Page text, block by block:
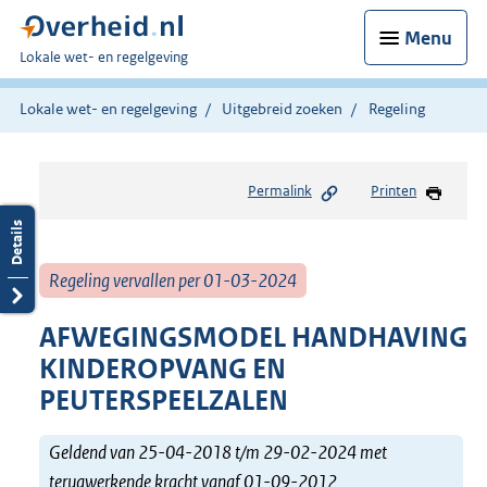
Menu
U
bent
hier:
Lokale wet- en regelgeving
Lokale wet- en regelgeving Uitgebreid zoeken Regeling
Permalink Printen
Regeling vervallen per 01-03-2024
AFWEGINGSMODEL HANDHAVING
KINDEROPVANG EN
PEUTERSPEELZALEN
Geldend van 25-04-2018 t/m 29-02-2024 met
terugwerkende kracht vanaf 01-09-2012